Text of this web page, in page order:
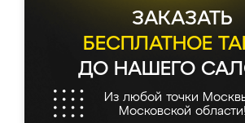
ЗАКАЗАТЬ
БЕСПЛАТНОЕ
ДО НАШЕГО
Из любой точки
Московской области!